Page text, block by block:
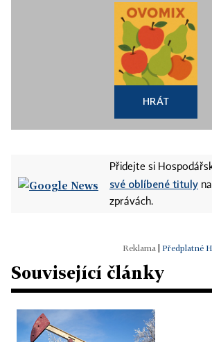
HRÁT
Přidejte si
své oblíbené tituly
zprávách.
Předplatné
Související články